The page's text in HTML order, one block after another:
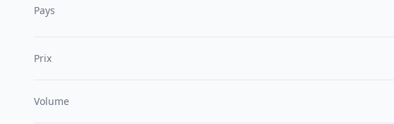
Pays
Prix
Volume